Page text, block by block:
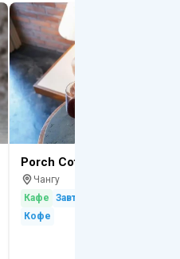
Porch Coffee Shop
Чангу
Кафе
Завтрак
Кофе